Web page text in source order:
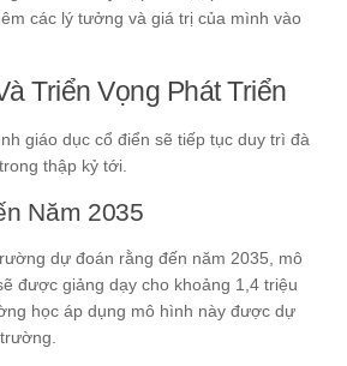
các lý tưởng và giá trị của mình vào
Triển Vọng Phát Triển
giáo dục cổ điển sẽ tiếp tục duy trì đà
thập kỷ tới.
Năm 2035
dự đoán rằng đến năm 2035, mô
được giảng dạy cho khoảng 1,4 triệu
học áp dụng mô hình này được dự